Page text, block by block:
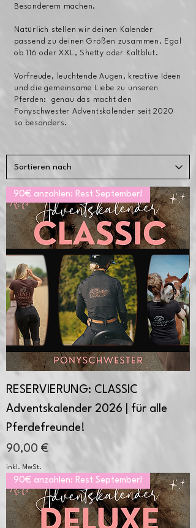
Besonderem machen.
Natürlich stellen wir deinen Kalender
passend zu deinen Größen zusammen. Egal
ob 116 oder XXL, Shetty oder Kaltblut.
Vorfreude, leuchtende Augen, kreative Ideen
und die gemeinsame Liebe zu unseren
Pferden: genau das macht den
Ponyschwester Adventskalender seit 2020
so besonders.
90€ anzahlen: Rest September!
RESERVIERUNG: CLASSIC
Adventskalender 2026 | für alle
Pferdefreunde!
Preis
90,00 €
inkl. MwSt.
90€ anzahlen: Rest September!